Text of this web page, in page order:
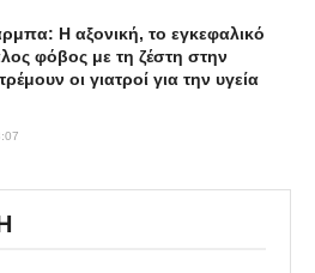
Η αξονική, το εγκεφαλικό
φόβος με τη ζέστη στην
οι γιατροί για την υγεία